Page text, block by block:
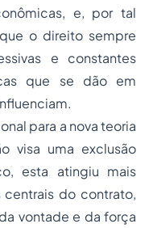
e, por tal
o direito sempre
e constantes
que se dão em
para a nova teoria
visa uma exclusão
esta atingiu mais
do contrato,
vontade e da força